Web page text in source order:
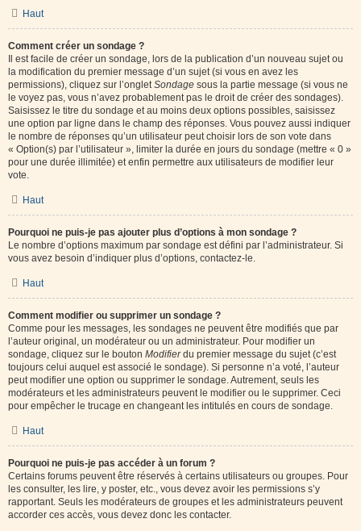
Haut
Comment créer un sondage ?
Il est facile de créer un sondage, lors de la publication d’un nouveau sujet ou
la modification du premier message d’un sujet (si vous en avez les
permissions), cliquez sur l’ongletSondage sous la partie message (si vous ne
le voyez pas, vous n’avez probablement pas le droit de créer des sondages).
Saisissez le titre du sondage et au moins deux options possibles, saisissez
une option par ligne dans le champ des réponses. Vous pouvez aussi indiquer
le nombre de réponses qu’un utilisateur peut choisir lors de son vote dans
« Option(s) par l’utilisateur », limiter la durée en jours du sondage (mettre « 0 »
pour une durée illimitée) et enfin permettre aux utilisateurs de modifier leur
vote.
Haut
Pourquoi ne puis-je pas ajouter plus d’options à mon sondage ?
Le nombre d’options maximum par sondage est défini par l’administrateur. Si
vous avez besoin d’indiquer plus d’options, contactez-le.
Haut
Comment modifier ou supprimer un sondage ?
Comme pour les messages, les sondages ne peuvent être modifiés que par
l’auteur original, un modérateur ou un administrateur. Pour modifier un
sondage, cliquez sur le bouton Modifierdu premier message du sujet (c’est
toujours celui auquel est associé le sondage). Si personne n’a voté, l’auteur
peut modifier une option ou supprimer le sondage. Autrement, seuls les
modérateurs et les administrateurs peuvent le modifier ou le supprimer. Ceci
pour empêcher le trucage en changeant les intitulés en cours de sondage.
Haut
Pourquoi ne puis-je pas accéder à un forum ?
Certains forums peuvent être réservés à certains utilisateurs ou groupes. Pour
les consulter, les lire, y poster, etc., vous devez avoir les permissions s’y
rapportant. Seuls les modérateurs de groupes et les administrateurs peuvent
accorder ces accès, vous devez donc les contacter.